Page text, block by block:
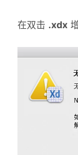
在双击 .xdx